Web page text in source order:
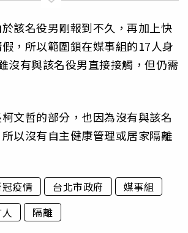
該名役男剛報到不久，再加上快
，所以範圍鎖在媒事組的17人身
沒有與該名役男直接接觸，但仍需
文哲的部分，也因為沒有與該名
以沒有自主健康管理或居家隔離
疫情 台北市政府
媒事組
隔離